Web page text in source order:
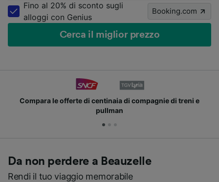
Fino al 20% di sconto sugli
alloggi con Genius
Booking.com
Cerca il miglior prezzo
Compara le offerte di centinaia di compagnie di treni e
pullman
Da non perdere a Beauzelle
Rendi il tuo viaggio memorabile